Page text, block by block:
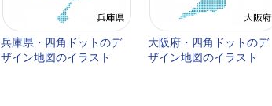
兵庫県・四角ドットのデ
ザイン地図のイラスト
大阪府・四角ドットのデ
ザイン地図のイラスト